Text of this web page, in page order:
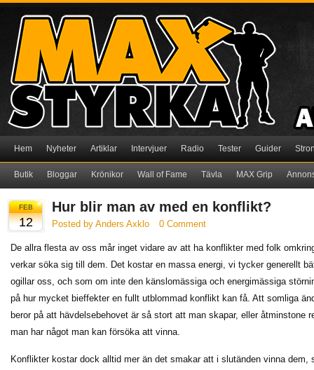
Hem Nyheter Artiklar Intervjuer Radio Tester Guider
Butik Bloggar Krönikor Wall of Fame Tävla MAX Grip
FEB
12
Hur blir man av med en konflikt?
Posted by Anders Axklo 0 Comment
De allra flesta av oss mår inget vidare av att ha konflikter med folk
verkar söka sig till dem. Det kostar en massa energi, vi tycker generellt
ogillar oss, och som om inte den känslomässiga och energimässiga
på hur mycket bieffekter en fullt utblommad konflikt kan få. Att somliga
beror på att hävdelsebehovet är så stort att man skapar, eller åtminstone
man har något man kan försöka att vinna.
Konflikter kostar dock alltid mer än det smakar att i slutänden vinna